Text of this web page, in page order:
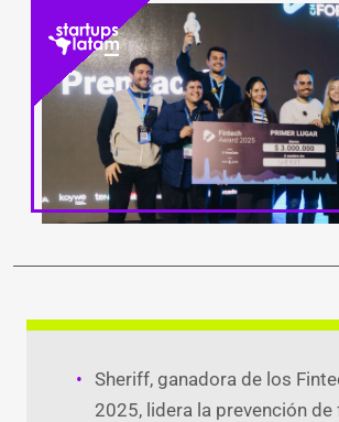
Sheriff, ganadora de los
2025, lidera la prevención de